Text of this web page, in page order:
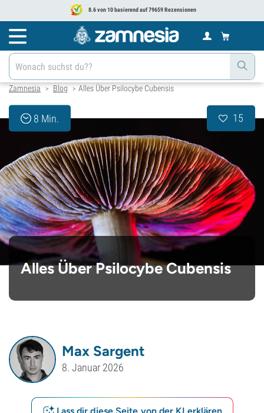
8.6 von 10 basierend auf 79659 Rezensionen
Zamnesia > Blog > Alles Über Psilocybe Cubensis
8 Min. 15
Alles Über Psilocybe Cubensis
Max Sargent
8. Januar 2026
Lass dir diese Seite von der KI erklären